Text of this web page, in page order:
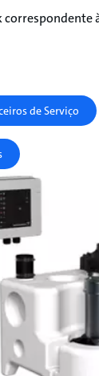
correspondente
de Serviço